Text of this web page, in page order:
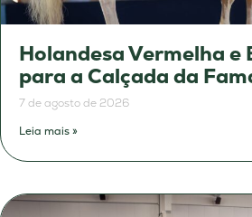
Holandesa Vermelha e
para a Calçada da
7 de agosto de 2026
Leia mais »